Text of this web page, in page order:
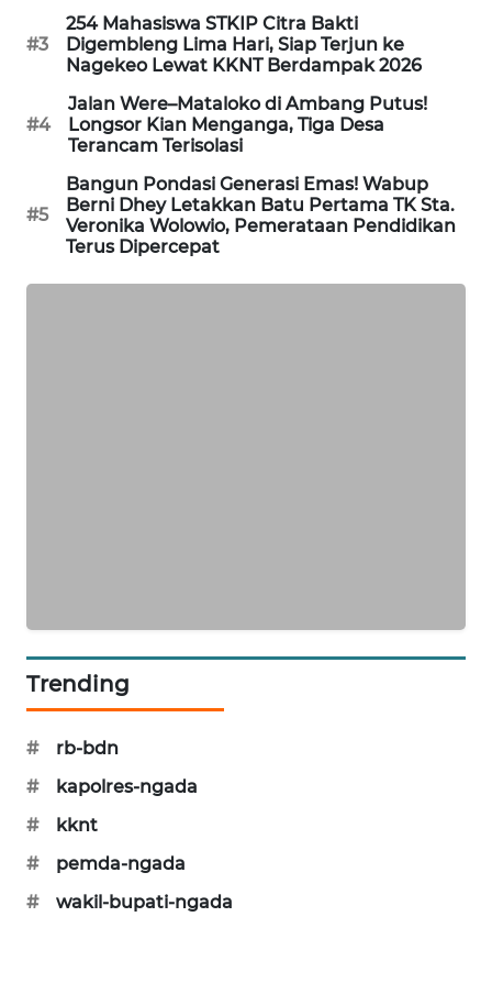
#3
254 Mahasiswa STKIP Citra Bakti
Digembleng Lima Hari, Siap Terjun ke
Nagekeo Lewat KKNT Berdampak 2026
#4
Jalan Were–Mataloko di Ambang Putus!
Longsor Kian Menganga, Tiga Desa
Terancam Terisolasi
#5
Bangun Pondasi Generasi Emas! Wabup
Berni Dhey Letakkan Batu Pertama TK Sta.
Veronika Wolowio, Pemerataan Pendidikan
Terus Dipercepat
Trending
#
rb-bdn
#
kapolres-ngada
#
kknt
#
pemda-ngada
#
wakil-bupati-ngada
KELISTRIKAN
WALINKI
ID
MAWAKA
ID
MARTABAT
NET
PORTAL
FORWAMKI
FORJASIDA
NEWS